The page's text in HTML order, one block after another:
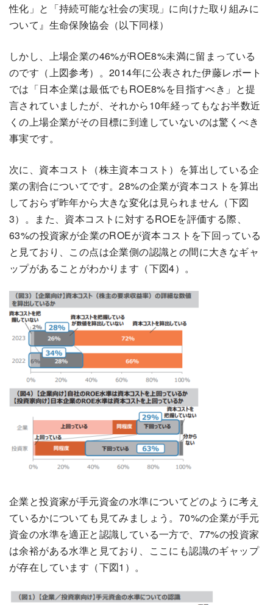
性化」と「持続可能な社会の実現」に向けた取り組みに
ついて』生命保険協会（以下同様）
しかし、上場企業の46%がROE8%未満に留まっている
のです（上図参考）。2014年に公表された伊藤レポート
では「日本企業は最低でもROE8%を目指すべき」と提
言されていましたが、それから10年経ってもなお半数近
くの上場企業がその目標に到達していないのは驚くべき
事実です。
次に、資本コスト（株主資本コスト）を算出している企
業の割合についてです。28%の企業が資本コストを算出
しておらず昨年から大きな変化は見られません（下図
3）。また、資本コストに対するROEを評価する際、
63%の投資家が企業のROEが資本コストを下回っている
と見ており、この点は企業側の認識との間に大きなギャ
ップがあることがわかります（下図4）。
企業と投資家が手元資金の水準についてどのように考え
ているかについても見てみましょう。70%の企業が手元
資金の水準を適正と認識している一方で、77%の投資家
は余裕がある水準と見ており、ここにも認識のギャップ
が存在しています（下図1）。